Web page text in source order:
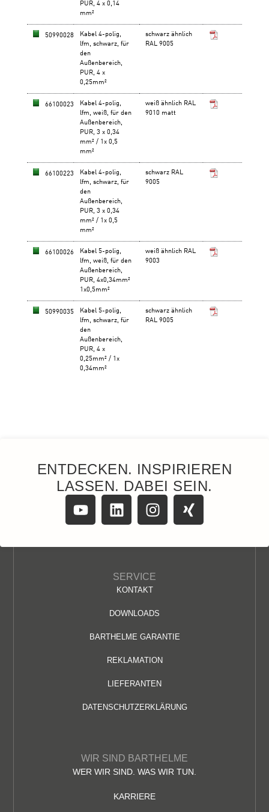
ENTDECKEN. INSPIRIEREN
LASSEN. DABEI SEIN.
SERVICE
KONTAKT
DOWNLOADS
BARTHELME GARANTIE
REKLAMATION
LIEFERANTEN
DATENSCHUTZERKLÄRUNG
WIR SIND BARTHELME
WER WIR SIND. WAS WIR TUN.
KARRIERE